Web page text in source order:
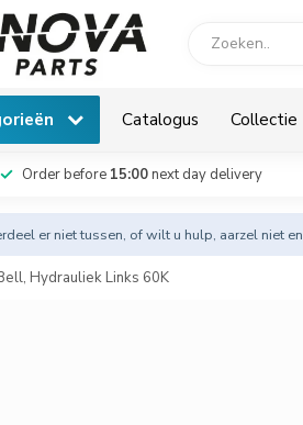
Catalogus Collectie
Order before 15:00next day delivery
er niet tussen, of wilt u hulp, aarzel niet en
Hydrauliek Links 60K